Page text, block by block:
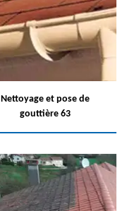
Nettoyage et pose de
gouttière 63